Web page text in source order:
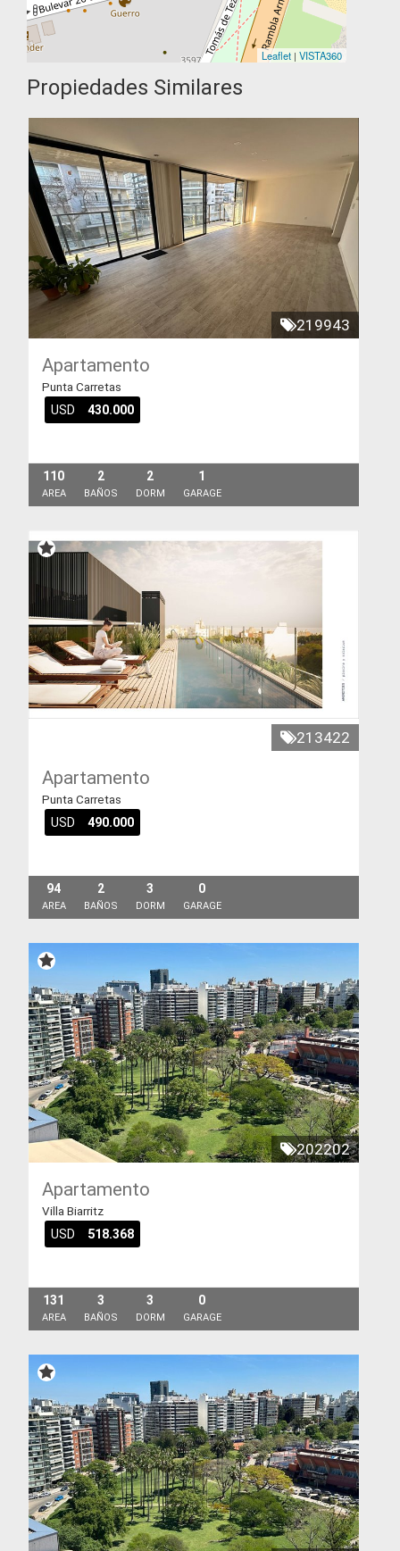
Leaflet | VISTA360
Propiedades Similares
219943
Apartamento
Punta Carretas
USD 430.000
110
AREA
2
BAÑOS
2
DORM
1
GARAGE
213422
Apartamento
Punta Carretas
USD 490.000
94
AREA
2
BAÑOS
3
DORM
0
GARAGE
202202
Apartamento
Villa Biarritz
USD 518.368
131
AREA
3
BAÑOS
3
DORM
0
GARAGE